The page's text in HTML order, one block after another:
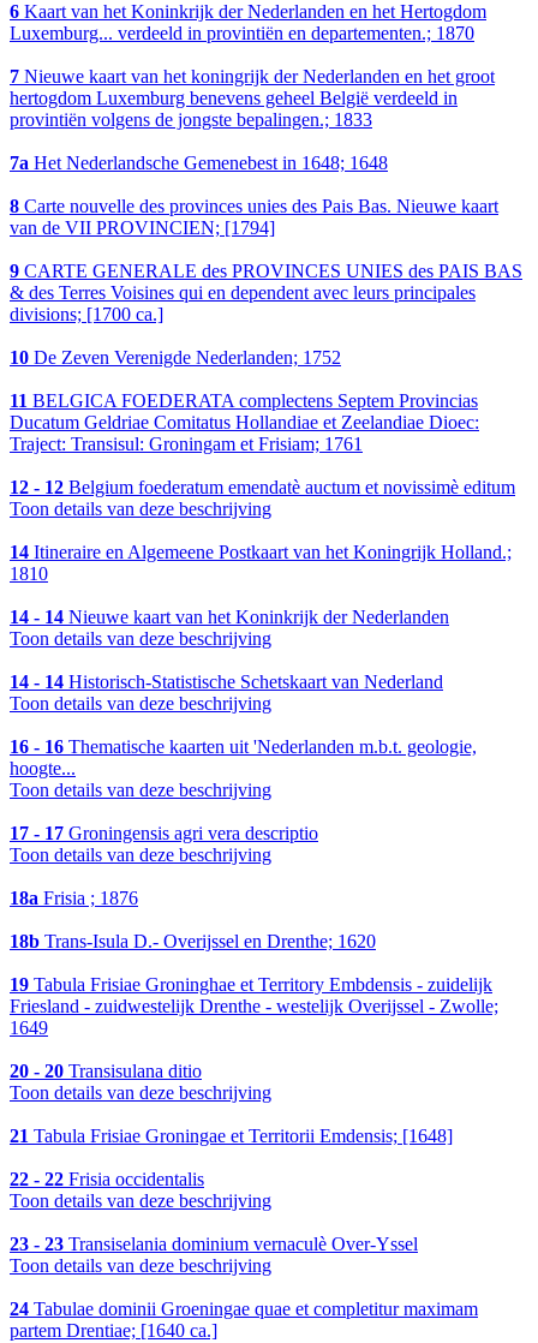
6 Kaart van het Koninkrijk der Nederlanden en het Hertogdom
Luxemburg... verdeeld in provintiën en departementen.; 1870
7 Nieuwe kaart van het koningrijk der Nederlanden en het groot
hertogdom Luxemburg benevens geheel België verdeeld in
provintiën volgens de jongste bepalingen.; 1833
7a Het Nederlandsche Gemenebest in 1648; 1648
8 Carte nouvelle des provinces unies des Pais Bas. Nieuwe kaart
van de VII PROVINCIEN; [1794]
9 CARTE GENERALE des PROVINCES UNIES des PAIS BAS
& des Terres Voisines qui en dependent avec leurs principales
divisions; [1700 ca.]
10 De Zeven Verenigde Nederlanden; 1752
11 BELGICA FOEDERATA complectens Septem Provincias
Ducatum Geldriae Comitatus Hollandiae et Zeelandiae Dioec:
Traject: Transisul: Groningam et Frisiam; 1761
12 - 12 Belgium foederatum emendatè auctum et novissimè editum
Toon details van deze beschrijving
14 Itineraire en Algemeene Postkaart van het Koningrijk Holland.;
1810
14 - 14 Nieuwe kaart van het Koninkrijk der Nederlanden
Toon details van deze beschrijving
14 - 14 Historisch-Statistische Schetskaart van Nederland
Toon details van deze beschrijving
16 - 16 Thematische kaarten uit 'Nederlanden m.b.t. geologie,
hoogte...
Toon details van deze beschrijving
17 - 17 Groningensis agri vera descriptio
Toon details van deze beschrijving
18a Frisia ; 1876
18b Trans-Isula D.- Overijssel en Drenthe; 1620
19 Tabula Frisiae Groninghae et Territory Embdensis - zuidelijk
Friesland - zuidwestelijk Drenthe - westelijk Overijssel - Zwolle;
1649
20 - 20 Transisulana ditio
Toon details van deze beschrijving
21 Tabula Frisiae Groningae et Territorii Emdensis; [1648]
22 - 22 Frisia occidentalis
Toon details van deze beschrijving
23 - 23 Transiselania dominium vernaculè Over-Yssel
Toon details van deze beschrijving
24 Tabulae dominii Groeningae quae et completitur maximam
partem Drentiae; [1640 ca.]